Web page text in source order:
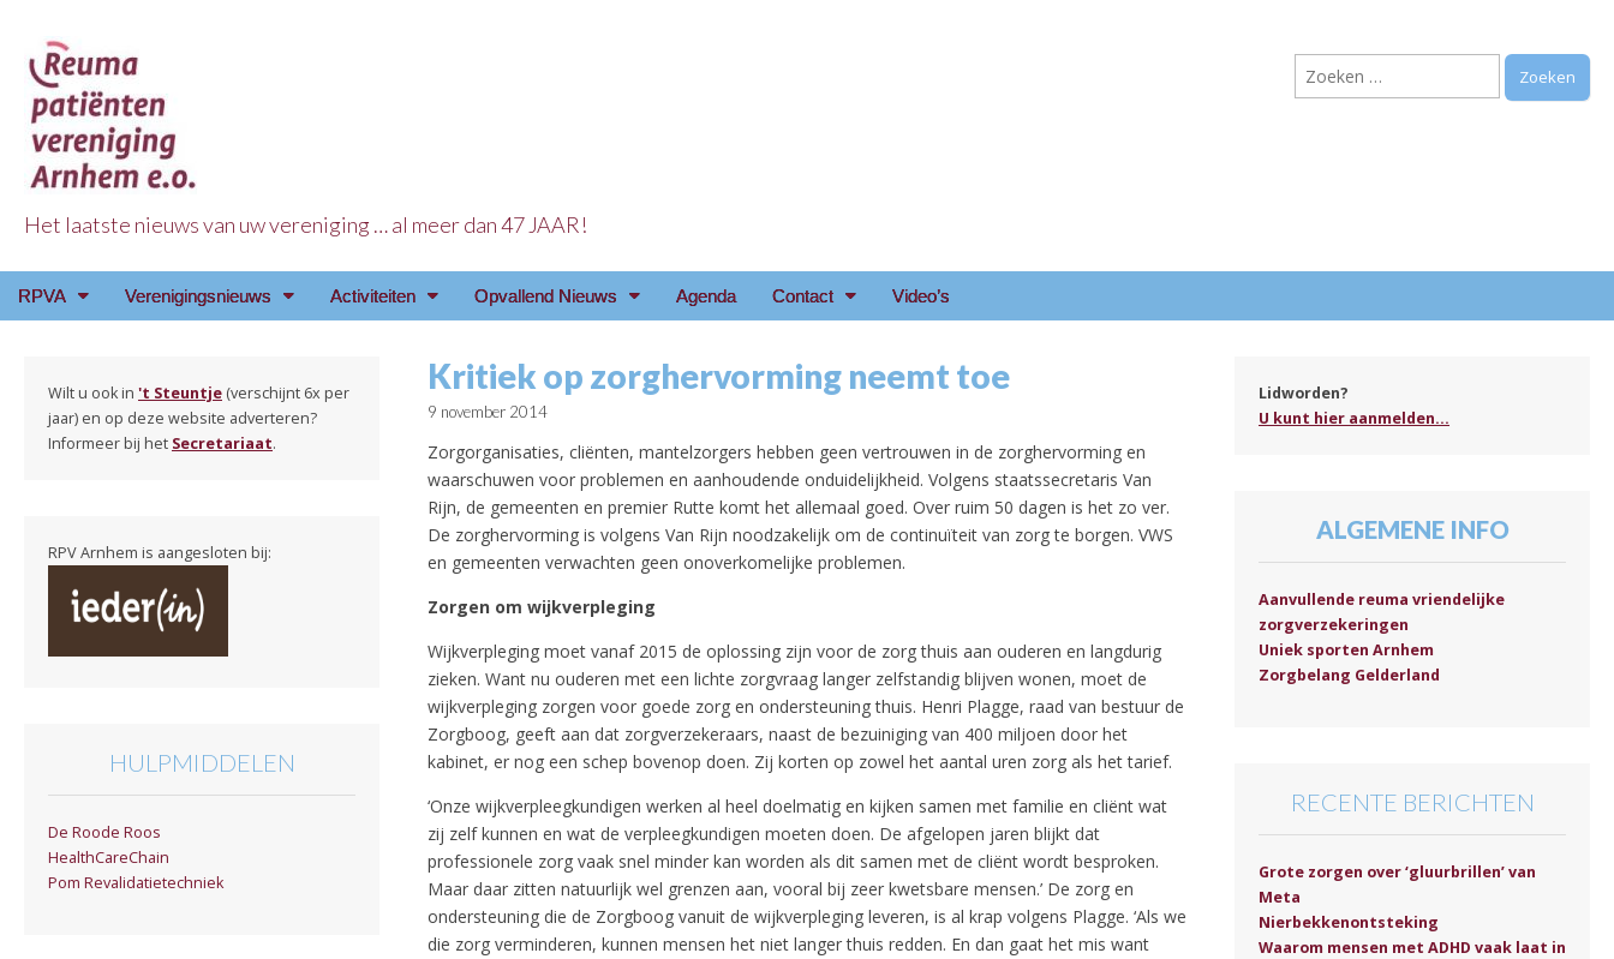
Reuma Patienten Vereniging Arnhem e.o.
Het laatste nieuws van uw vereniging … al meer dan 47 JAAR!
Zoeken
naar:
Main
Skip
RPVA Verenigingsnieuws Activiteiten Opvallend Nieuws Agenda Contact Video’s
Kritiek op zorghervorming neemt toe
9 november 2014
Zorgorganisaties, cliënten, mantelzorgers hebben geen vertrouwen in de zorghervorming en
waarschuwen voor problemen en aanhoudende onduidelijkheid. Volgens staatssecretaris Van
Rijn, de gemeenten en premier Rutte komt het allemaal goed. Over ruim 50 dagen is het zo ver.
De zorghervorming is volgens Van Rijn noodzakelijk om de continuïteit van zorg te borgen. VWS
en gemeenten verwachten geen onoverkomelijke problemen.
Zorgen om wijkverpleging
Wijkverpleging moet vanaf 2015 de oplossing zijn voor de zorg thuis aan ouderen en langdurig
zieken. Want nu ouderen met een lichte zorgvraag langer zelfstandig blijven wonen, moet de
wijkverpleging zorgen voor goede zorg en ondersteuning thuis. Henri Plagge, raad van bestuur de
Zorgboog, geeft aan dat zorgverzekeraars, naast de bezuiniging van 400 miljoen door het
kabinet, er nog een schep bovenop doen. Zij korten op zowel het aantal uren zorg als het tarief.
‘Onze wijkverpleegkundigen werken al heel doelmatig en kijken samen met familie en cliënt wat
zij zelf kunnen en wat de verpleegkundigen moeten doen. De afgelopen jaren blijkt dat
professionele zorg vaak snel minder kan worden als dit samen met de cliënt wordt besproken.
Maar daar zitten natuurlijk wel grenzen aan, vooral bij zeer kwetsbare mensen.’ De zorg en
ondersteuning die de Zorgboog vanuit de wijkverpleging leveren, is al krap volgens Plagge. ‘Als we
die zorg verminderen, kunnen mensen het niet langer thuis redden. En dan gaat het mis want
Wilt u ook in 't Steuntje (verschijnt 6x per
jaar) en op deze website adverteren?
Informeer bij het Secretariaat.
RPV Arnhem is aangesloten bij:
HULPMIDDELEN
De Roode Roos
HealthCareChain
Pom Revalidatietechniek
Lidworden?
U kunt hier aanmelden...
ALGEMENE INFO
Aanvullende reuma vriendelijke
zorgverzekeringen
Uniek sporten Arnhem
Zorgbelang Gelderland
RECENTE BERICHTEN
Grote zorgen over ‘gluurbrillen’ van
Meta
Nierbekkenontsteking
Waarom mensen met ADHD vaak laat in